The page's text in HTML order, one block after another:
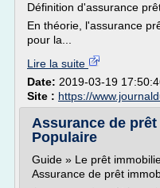
Définition d'assurance
En théorie, l'assurance
pour la...
Lire la suite
Date: 2019-03-19
Site : https://
Assurance de
Populaire
Guide » Le prêt
Assurance de prêt